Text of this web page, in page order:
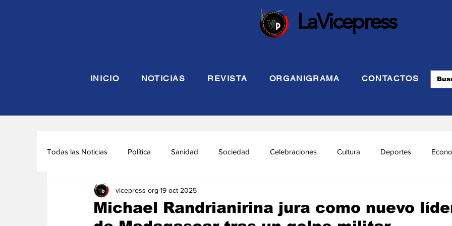
LaVicepress
INICIO NOTICIAS REVISTA ORGANIGRAMA CONTACTOS
Todas las Noticias Política Sanidad Sociedad Celebraciones Cultura Deportes
Seguridad y Defensa Turismo
Michael Randrianirina jura como nuevo
vicepress org 19 oct 2025